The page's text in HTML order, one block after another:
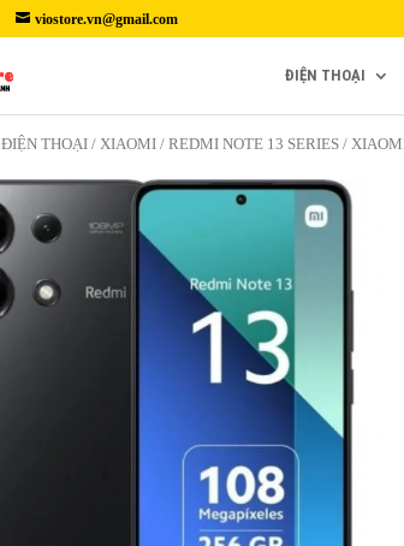
viostore.vn@gmail.com
ĐIỆN THOẠI
ĐIỆN THOẠI / XIAOMI / REDMI NOTE 13 SERIES /